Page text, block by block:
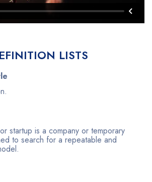
LISTS
startup is a company or temporary
to search for a repeatable and